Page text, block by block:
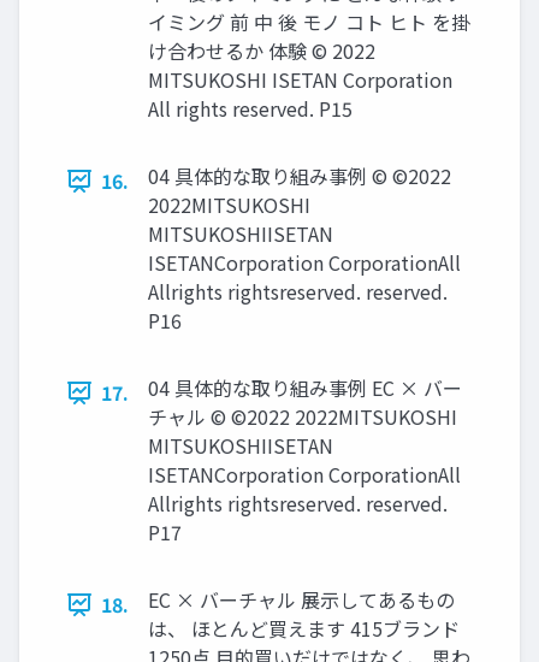
イミング 前 中 後 モノ コト ヒト を掛
け合わせるか 体験 © 2022
MITSUKOSHI ISETAN Corporation
All rights reserved. P15
16.
04 具体的な取り組み事例 © ©2022
2022MITSUKOSHI
MITSUKOSHIISETAN
ISETANCorporation CorporationAll
Allrights rightsreserved. reserved.
P16
17.
04 具体的な取り組み事例 EC × バー
チャル © ©2022 2022MITSUKOSHI
MITSUKOSHIISETAN
ISETANCorporation CorporationAll
Allrights rightsreserved. reserved.
P17
18.
EC × バーチャル 展示してあるもの
は、 ほとんど買えます 415ブランド